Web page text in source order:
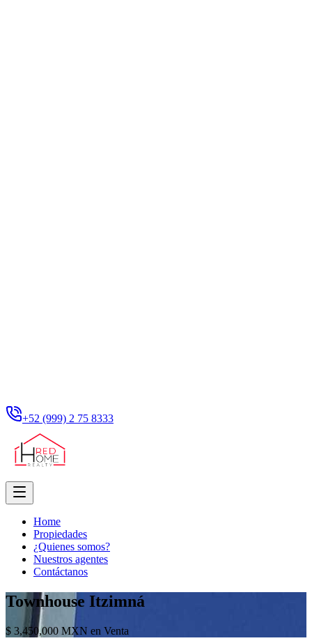
+52 (999) 2 75 8333
Home
Propiedades
¿Quienes somos?
Nuestros agentes
Contáctanos
Townhouse Itzimná
$ 3,450,000 MXN en Venta